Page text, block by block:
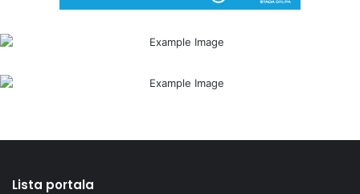
Lista portala